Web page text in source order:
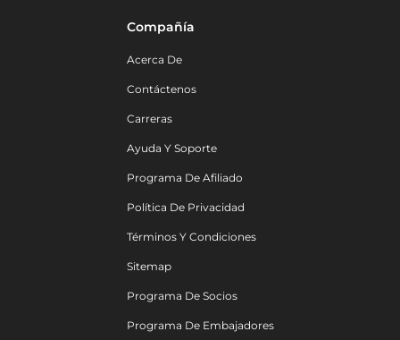
Compañía
Acerca De
Contáctenos
Carreras
Ayuda Y Soporte
Programa De Afiliado
Política De Privacidad
Términos Y Condiciones
Sitemap
Programa De Socios
Programa De Embajadores